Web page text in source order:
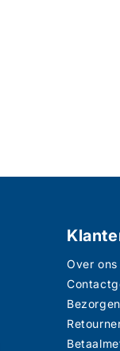
Over ons
Bezorgen